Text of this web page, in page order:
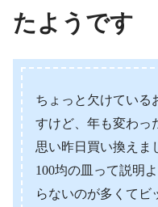
たようです
ちょっと欠けている
すけど、年も変わっ
思い昨日買い換えま
100均の皿って説明
らないのが多くてビ